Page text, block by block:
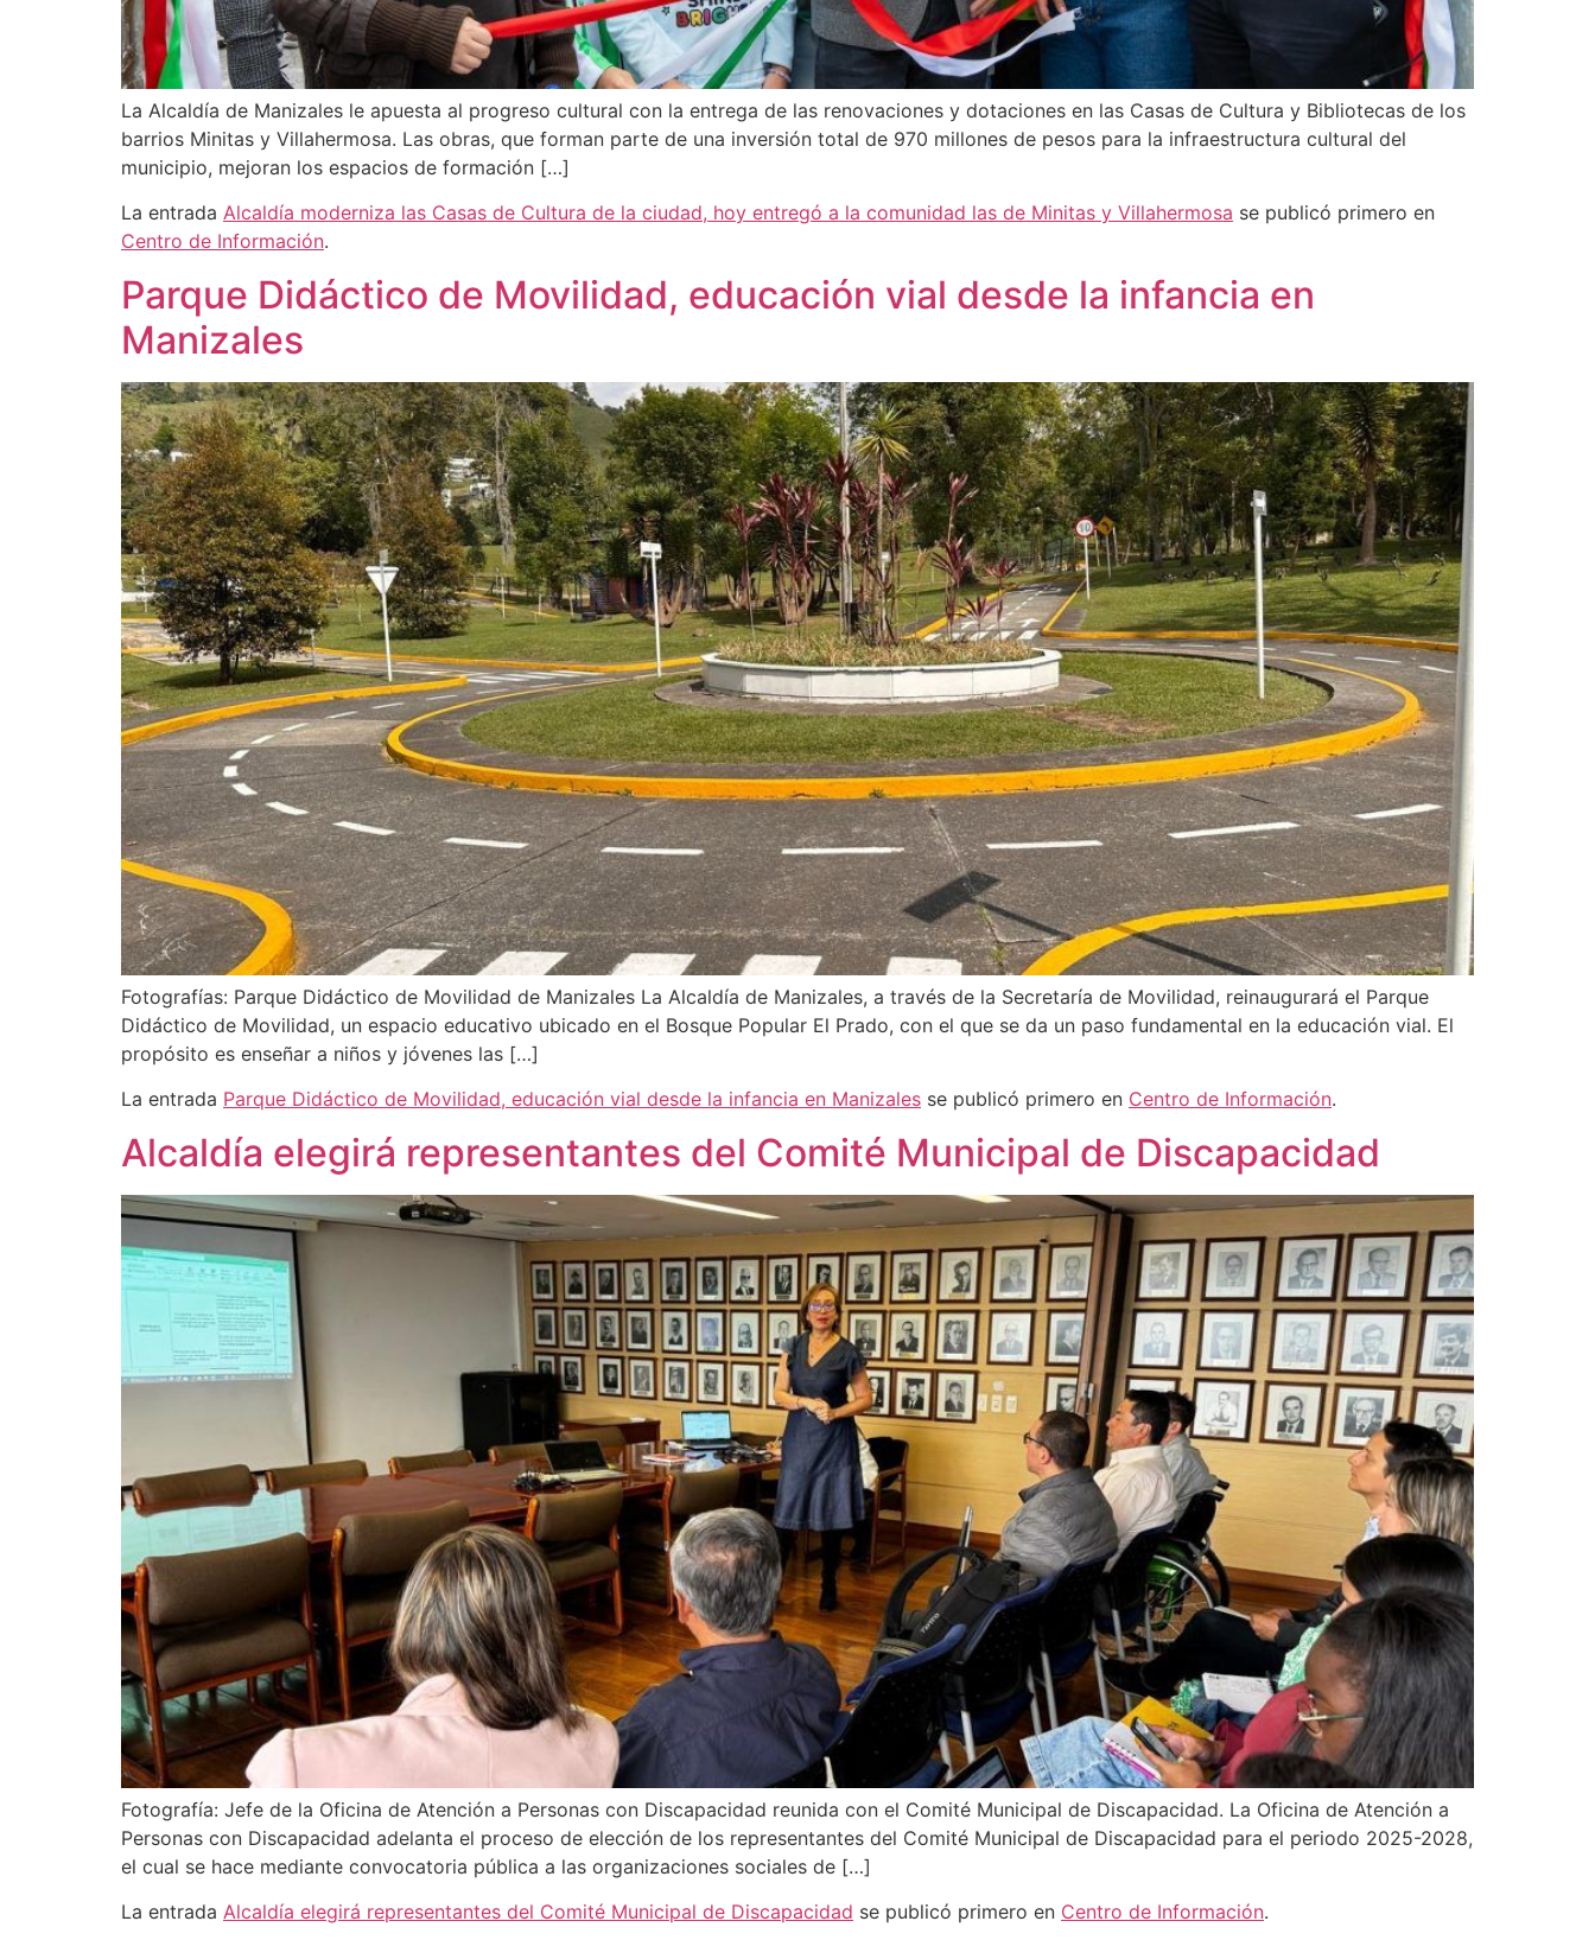
La Alcaldía de Manizales le apuesta al progreso cultural con la entrega de las renovaciones y dotaciones en las Casas de Cultura y Bibliotecas de los
barrios Minitas y Villahermosa. Las obras, que forman parte de una inversión total de 970 millones de pesos para la infraestructura cultural del
municipio, mejoran los espacios de formación […]
La entrada Alcaldía moderniza las Casas de Cultura de la ciudad, hoy entregó a la comunidad las de Minitas y Villahermosa se publicó primero en
Centro de Información.
Parque Didáctico de Movilidad, educación vial desde la infancia en
Manizales
Fotografías: Parque Didáctico de Movilidad de Manizales La Alcaldía de Manizales, a través de la Secretaría de Movilidad, reinaugurará el Parque
Didáctico de Movilidad, un espacio educativo ubicado en el Bosque Popular El Prado, con el que se da un paso fundamental en la educación vial. El
propósito es enseñar a niños y jóvenes las […]
La entrada Parque Didáctico de Movilidad, educación vial desde la infancia en Manizales se publicó primero en Centro de Información.
Alcaldía elegirá representantes del Comité Municipal de Discapacidad
Fotografía: Jefe de la Oficina de Atención a Personas con Discapacidad reunida con el Comité Municipal de Discapacidad. La Oficina de Atención a
Personas con Discapacidad adelanta el proceso de elección de los representantes del Comité Municipal de Discapacidad para el periodo 2025-2028,
el cual se hace mediante convocatoria pública a las organizaciones sociales de […]
La entrada Alcaldía elegirá representantes del Comité Municipal de Discapacidad se publicó primero en Centro de Información.